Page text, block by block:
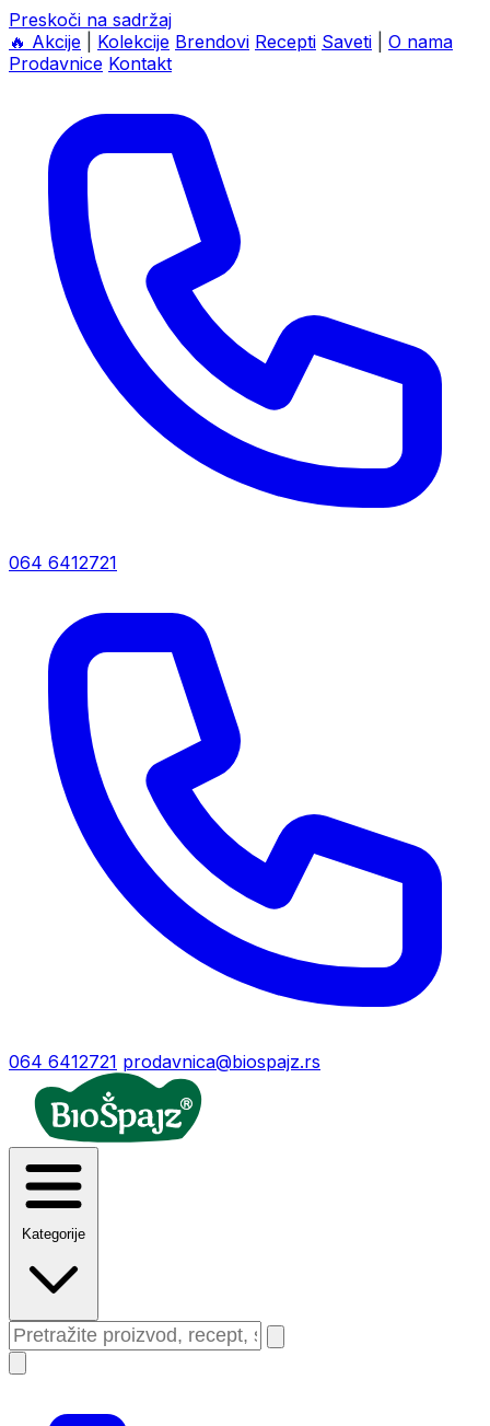
Preskoči na sadržaj
🔥 Akcije Kolekcije Brendovi Recepti Saveti
O nama
Prodavnice Kontakt
064 6412721
064 6412721 prodavnica@biospajz.rs
Kategorije